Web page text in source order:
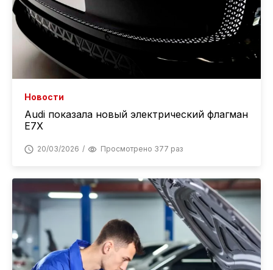
Новости
Audi показала новый электрический флагман
E7X
20/03/2026 Просмотрено 377 раз